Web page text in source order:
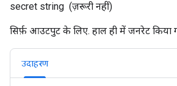
secret string (ज़रूरी नहीं)
सिर्फ़ आउटपुट के लिए. हाल ही में जनरेट किया
उदाहरण